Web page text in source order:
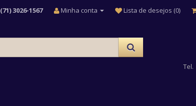
(71) 3026-1567 Minha conta Lista de desejos (0)
Tel.